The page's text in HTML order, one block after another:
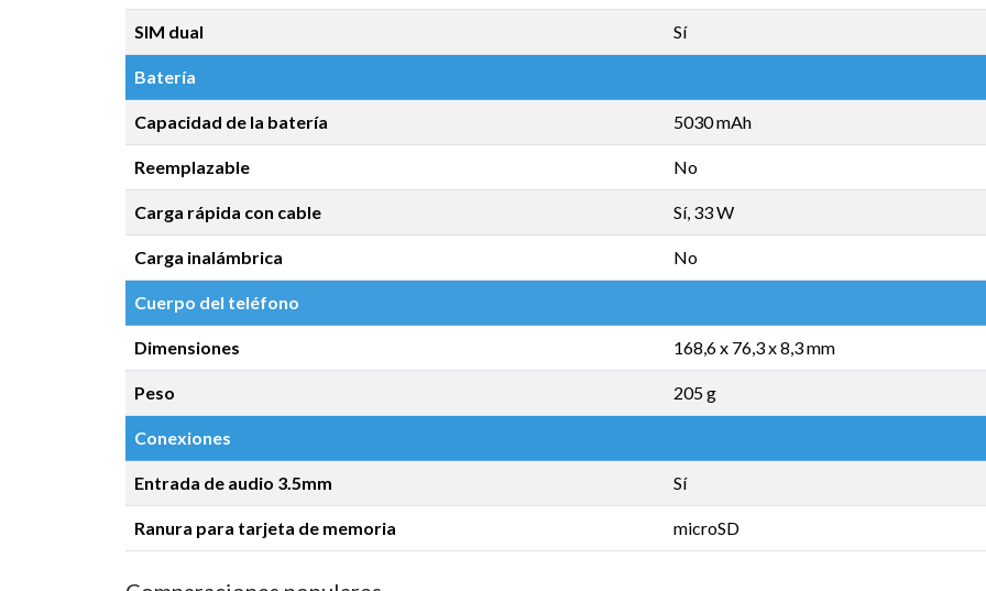
SIM dual Sí
Batería
Capacidad de la batería 5030 mAh
Reemplazable No
Carga rápida con cable Sí, 33 W
Carga inalámbrica No
Cuerpo del teléfono
Dimensiones 168,6 x 76,3 x 8,3 mm
Peso 205 g
Conexiones
Entrada de audio 3.5mm Sí
Ranura para tarjeta de memoria microSD